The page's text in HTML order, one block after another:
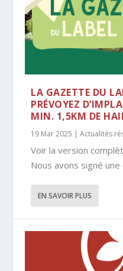
LA GAZETTE DU
PRÉVOYEZ
MIN. 1,5KM DE
19 Mar 2025 |Actualités
Voir la version
Nous avons signé une
EN SAVOIR PLUS